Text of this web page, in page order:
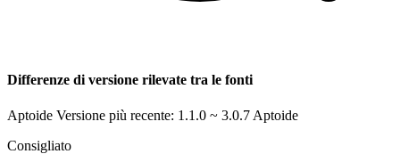
Differenze di versione rilevate tra le fonti
Aptoide Versione più recente: 1.1.0 ~ 3.0.7 Aptoide
Consigliato